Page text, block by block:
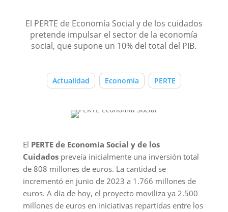
El PERTE de Economía Social y de los cuidados
pretende impulsar el sector de la economía
social, que supone un 10% del total del PIB.
Actualidad Economía PERTE
El PERTE de Economía Social y de los
Cuidadospreveía inicialmente una inversión total
de 808 millones de euros. La cantidad se
incrementó en junio de 2023 a 1.766 millones de
euros. A día de hoy, el proyecto moviliza ya 2.500
millones de euros en iniciativas repartidas entre los